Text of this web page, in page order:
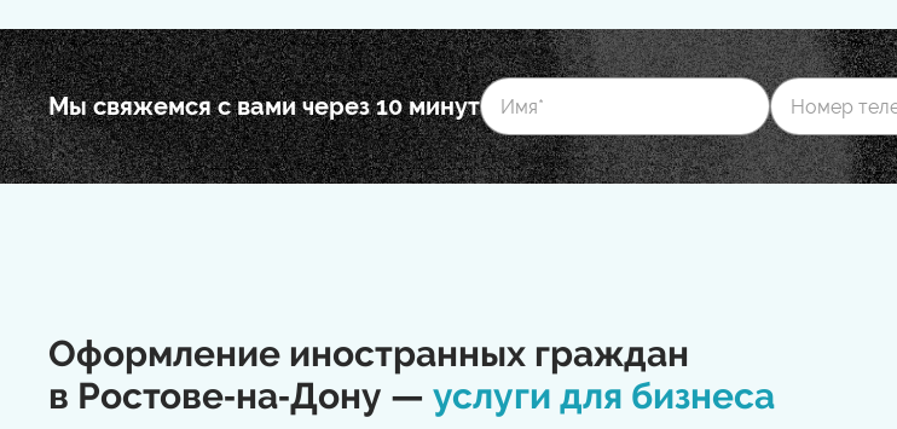
Мы свяжемся с вами через 10 минут
Оформление иностранных граждан
в Ростове‑на‑Дону — услуги для бизнеса